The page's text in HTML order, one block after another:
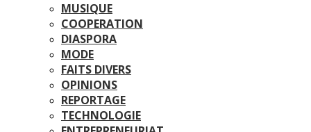
MUSIQUE
COOPERATION
DIASPORA
MODE
FAITS DIVERS
OPINIONS
REPORTAGE
TECHNOLOGIE